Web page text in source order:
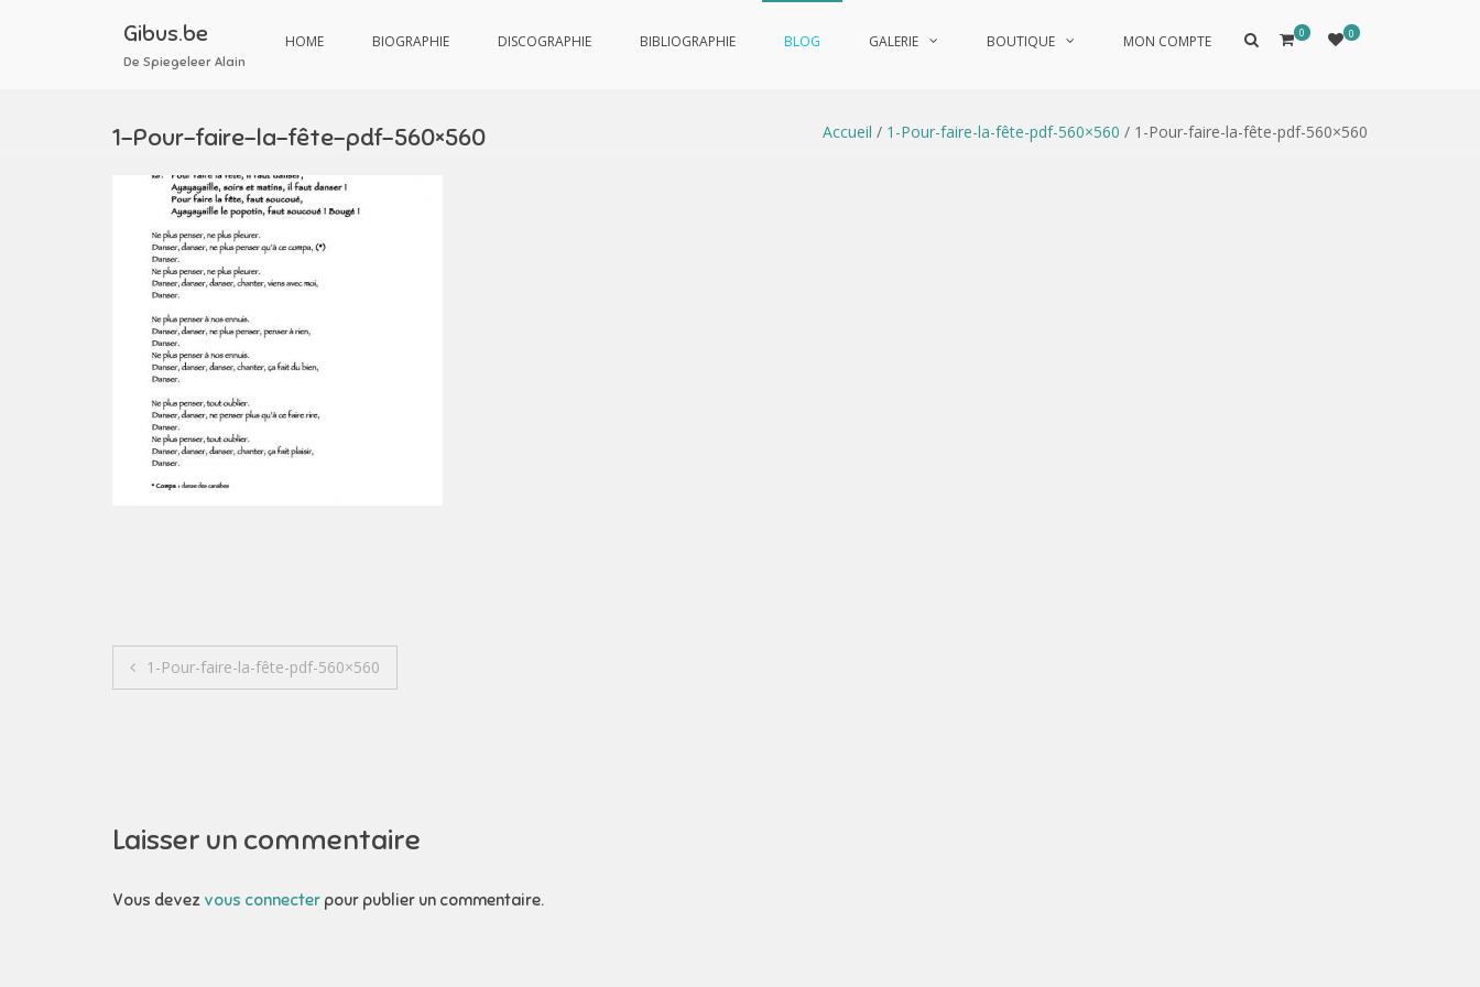
Gibus.be
De Spiegeleer Alain
HOME BIOGRAPHIE DISCOGRAPHIE BIBLIOGRAPHIE BLOG GALERIE BOUTIQUE MON COMPTE
Afficher0 0
1-Pour-faire-la-fête-pdf-560×560 Accueil / 1-Pour-faire-la-fête-pdf-560×560 / 1-Pour-faire-la-fête-pdf-560×560
Navigation
1-Pour-faire-la-fête-pdf-560×560
Laisser un commentaire
Vous devez vous connecter pour publier un commentaire.